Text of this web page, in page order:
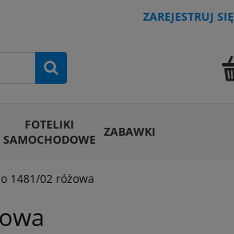
ZAREJESTRUJ SIĘ
FOTELIKI
SAMOCHODOWE ZABAWKI
1481/02 różowa